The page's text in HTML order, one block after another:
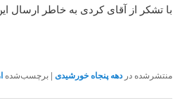
با تشکر از آقای کردی به خاطر ارسال
منتشرشده در دهه پنجاه خورشیدی | برچسب‌شده